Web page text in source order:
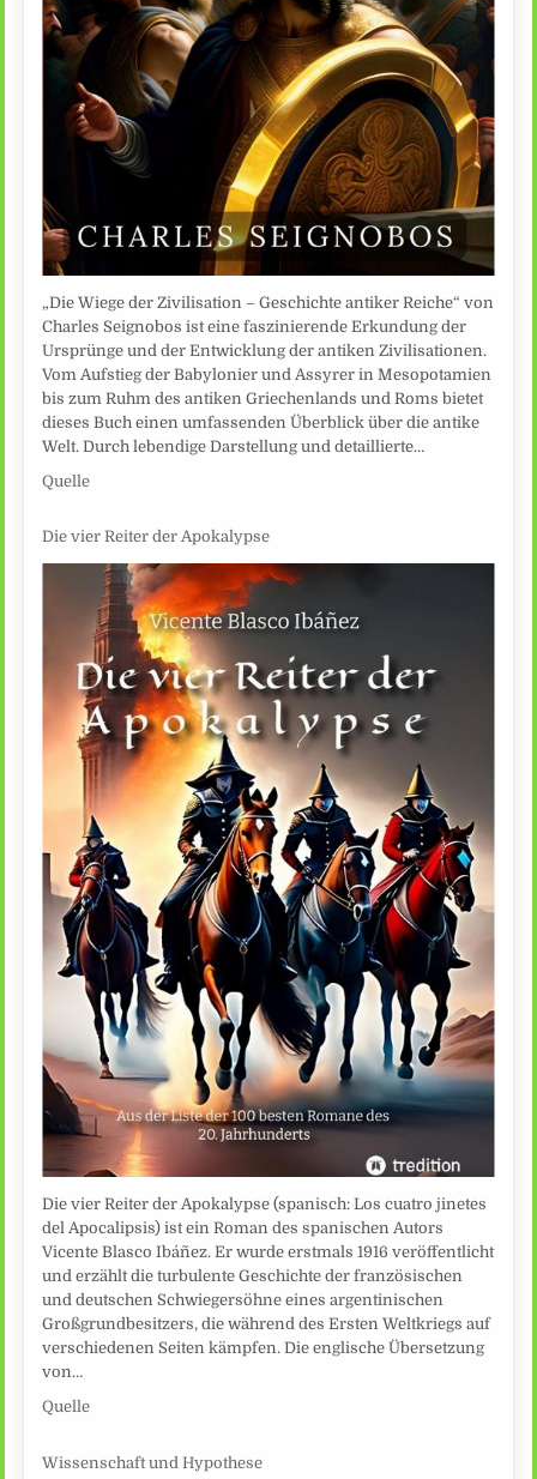
„Die Wiege der Zivilisation – Geschichte antiker Reiche“ von
Charles Seignobos ist eine faszinierende Erkundung der
Ursprünge und der Entwicklung der antiken Zivilisationen.
Vom Aufstieg der Babylonier und Assyrer in Mesopotamien
bis zum Ruhm des antiken Griechenlands und Roms bietet
dieses Buch einen umfassenden Überblick über die antike
Welt. Durch lebendige Darstellung und detaillierte…
Quelle
Die vier Reiter der Apokalypse
Die vier Reiter der Apokalypse (spanisch: Los cuatro jinetes
del Apocalipsis) ist ein Roman des spanischen Autors
Vicente Blasco Ibáñez. Er wurde erstmals 1916 veröffentlicht
und erzählt die turbulente Geschichte der französischen
und deutschen Schwiegersöhne eines argentinischen
Großgrundbesitzers, die während des Ersten Weltkriegs auf
verschiedenen Seiten kämpfen. Die englische Übersetzung
von…
Quelle
Wissenschaft und Hypothese